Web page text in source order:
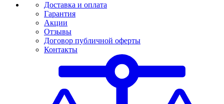
Доставка и оплата
Гарантия
Акции
Отзывы
Договор публичной оферты
Контакты